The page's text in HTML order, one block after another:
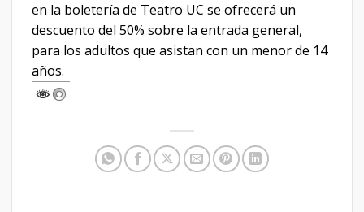
en la boletería de Teatro UC se ofrecerá un
descuento del 50% sobre la entrada general,
para los adultos que asistan con un menor de 14
años.